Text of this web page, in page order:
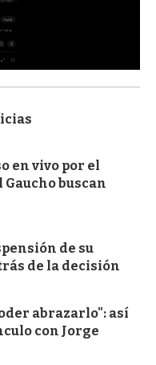
en vivo por el
buscan
de su
de la decisión
abrazarlo": así
con Jorge